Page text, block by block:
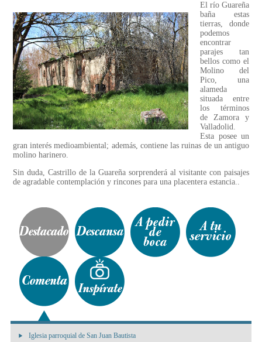
El río Guareña
baña estas
tierras, donde
podemos
encontrar
parajes tan
bellos como el
Molino del
Pico, una
alameda
situada entre
los términos
de Zamora y
Valladolid.
Esta posee un
gran interés medioambiental; además, contiene las ruinas de un antiguo
molino harinero.
Sin duda, Castrillo de la Guareña sorprenderá al visitante con paisajes
de agradable contemplación y rincones para una placentera estancia..
Iglesia parroquial de San Juan Bautista